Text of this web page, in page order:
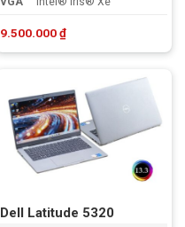
9.500.000₫
Dell Latitude 5320